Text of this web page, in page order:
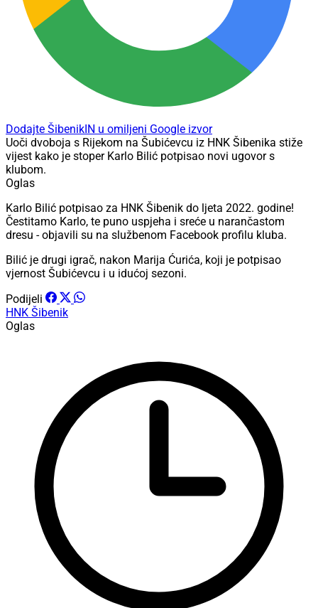
Dodajte ŠibenikIN u omiljeni Google izvor
Uoči dvoboja s Rijekom na Šubićevcu iz HNK Šibenika stiže
vijest kako je stoper Karlo Bilić potpisao novi ugovor s
klubom.
Oglas
Karlo Bilić potpisao za HNK Šibenik do ljeta 2022. godine!
Čestitamo Karlo, te puno uspjeha i sreće u narančastom
dresu - objavili su na službenom Facebook profilu kluba.
Bilić je drugi igrač, nakon Marija Ćurića, koji je potpisao
vjernost Šubićevcu i u idućoj sezoni.
Podijeli
HNK Šibenik
Oglas